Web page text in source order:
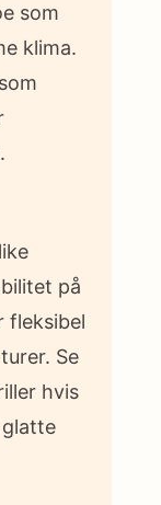
som
klima.
på
fleksibel
Se
hvis